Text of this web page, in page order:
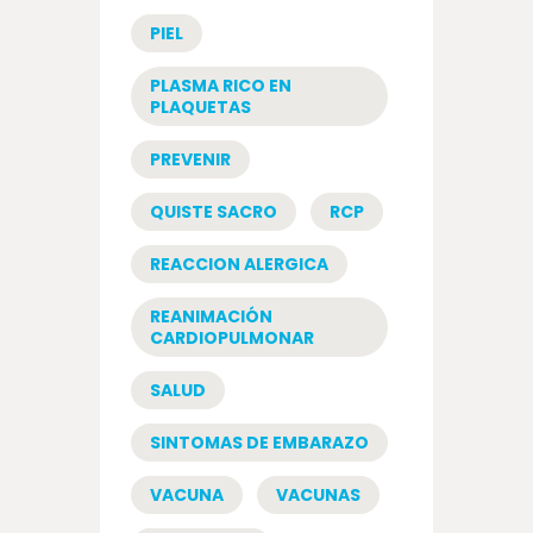
PIEL
PLASMA RICO EN
PLAQUETAS
PREVENIR
QUISTE SACRO RCP
REACCION ALERGICA
REANIMACIÓN
CARDIOPULMONAR
SALUD
SINTOMAS DE EMBARAZO
VACUNA VACUNAS